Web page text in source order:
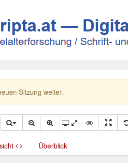
Sitzung weiter.
Überblick